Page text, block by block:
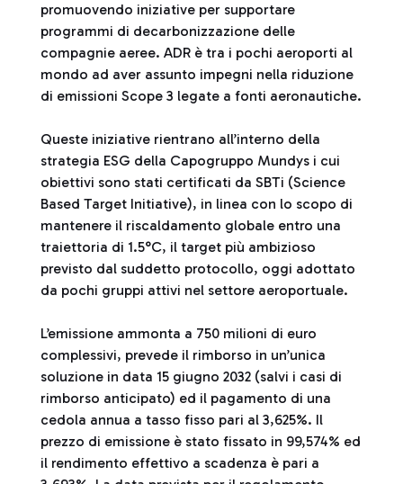
promuovendo iniziative per supportare
programmi di decarbonizzazione delle
compagnie aeree. ADR è tra i pochi aeroporti al
mondo ad aver assunto impegni nella riduzione
di emissioni Scope 3 legate a fonti aeronautiche.
Queste iniziative rientrano all’interno della
strategia ESG della Capogruppo Mundys i cui
obiettivi sono stati certificati da SBTi (Science
Based Target Initiative), in linea con lo scopo di
mantenere il riscaldamento globale entro una
traiettoria di 1.5°C, il target più ambizioso
previsto dal suddetto protocollo, oggi adottato
da pochi gruppi attivi nel settore aeroportuale.
L’emissione ammonta a 750 milioni di euro
complessivi, prevede il rimborso in un’unica
soluzione in data 15 giugno 2032 (salvi i casi di
rimborso anticipato) ed il pagamento di una
cedola annua a tasso fisso pari al 3,625%. Il
prezzo di emissione è stato fissato in 99,574% ed
il rendimento effettivo a scadenza è pari a